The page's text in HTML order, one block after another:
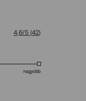
4,6/5 (42)
nagyobb